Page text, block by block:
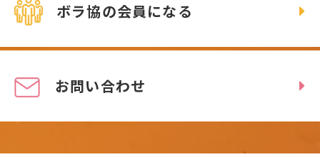
ボラ協の会員になる
お問い合わせ